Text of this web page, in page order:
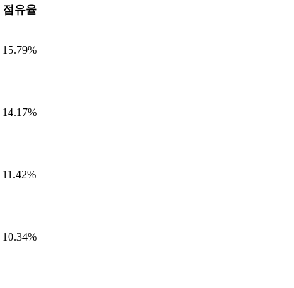
점유율
15.79%
14.17%
11.42%
10.34%